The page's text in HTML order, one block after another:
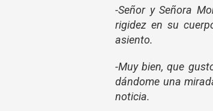
-Señor y Señora
rigidez en su
asiento.
-Muy bien, que
dándome una
noticia.